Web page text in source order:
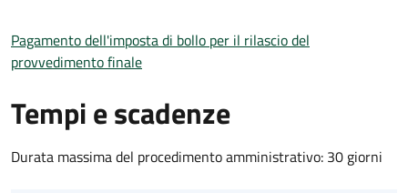
Pagamento dell'imposta di bollo per il rilascio del
provvedimento finale
Tempi e scadenze
Durata massima del procedimento amministrativo: 30 giorni